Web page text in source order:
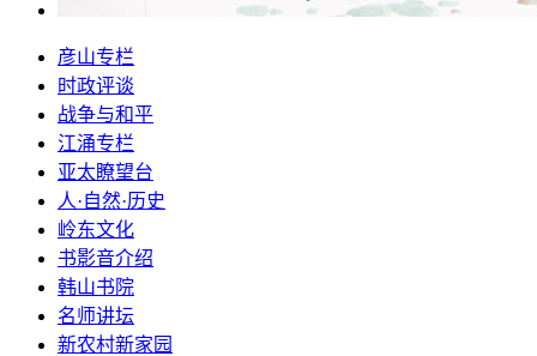
彦山专栏
时政评谈
战争与和平
江涌专栏
亚太瞭望台
人·自然·历史
岭东文化
书影音介绍
韩山书院
名师讲坛
新农村新家园